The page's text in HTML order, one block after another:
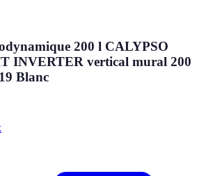
200 l CALYPSO
INVERTER vertical mural 200
Blanc